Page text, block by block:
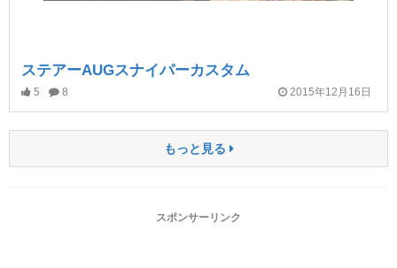
ステアーAUGスナイパーカスタム
5 8 2015年12月16日
もっと見る
スポンサーリンク